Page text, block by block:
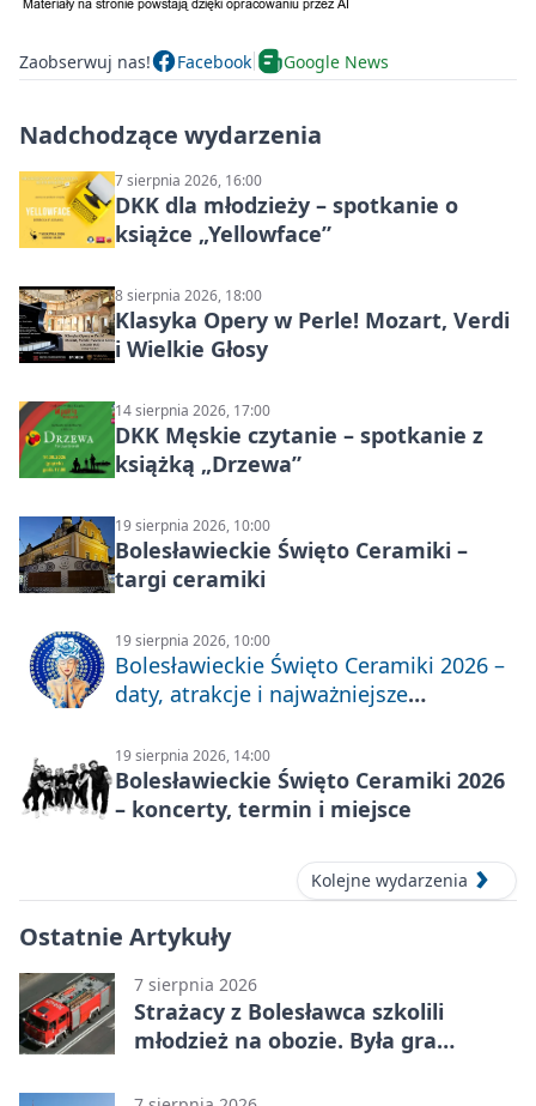
Zaobserwuj nas! Facebook Google News
Nadchodzące wydarzenia
7 sierpnia 2026, 16:00
DKK dla młodzieży – spotkanie o
książce „Yellowface”
8 sierpnia 2026, 18:00
Klasyka Opery w Perle! Mozart, Verdi
i Wielkie Głosy
14 sierpnia 2026, 17:00
DKK Męskie czytanie – spotkanie z
książką „Drzewa”
19 sierpnia 2026, 10:00
Bolesławieckie Święto Ceramiki –
targi ceramiki
19 sierpnia 2026, 10:00
Bolesławieckie Święto Ceramiki 2026 –
daty, atrakcje i najważniejsze
19 sierpnia 2026, 14:00
Bolesławieckie Święto Ceramiki 2026
– koncerty, termin i miejsce
Kolejne wydarzenia
Ostatnie Artykuły
7 sierpnia 2026
Strażacy z Bolesławca szkolili
młodzież na obozie. Była gra